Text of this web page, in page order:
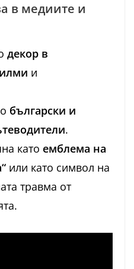
в медиите и
декор в
и
български и
.
като емблема на
или като символ на
травма от